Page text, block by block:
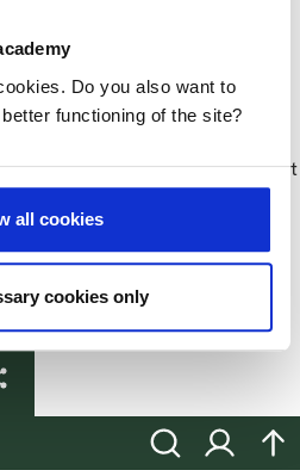
Do you also want to
functioning of the site?
all cookies
cookies only
bij aan het creëren van
slag te gaan met
lang een onderwerp van
(Avans Hogeschool): ‘’Mooi
zijn’’. In de toekomst doet
naar de
dashboards op de
met Avans Hogeschool
Kortom, wordt
ZoekenInloggen